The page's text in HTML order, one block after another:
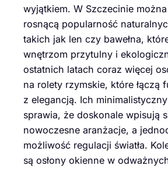
wyjątkiem. W Szczecinie
rosnącą popularność
takich jak len czy bawełna,
wnętrzom przytulny i
ostatnich latach coraz więcej
na rolety rzymskie, które łączą
z elegancją. Ich
sprawia, że doskonale wpisują
nowoczesne aranżacje, a
możliwość regulacji światła.
są osłony okienne w